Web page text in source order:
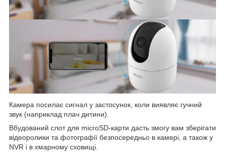
Камера посилає сигнал у застосунок, коли виявляє гучний
звук (наприклад плач дитини).
Вбудований слот для microSD-карти дасть змогу вам зберігати
відеоролики та фотографії безпосередньо в камері, а також у
NVR і в хмарному сховищі.